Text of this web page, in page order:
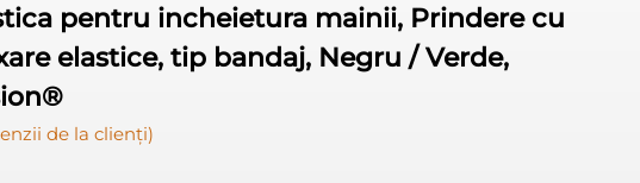
pentru incheietura mainii, Prindere cu
elastice, tip bandaj, Negru / Verde,
de la clienți)